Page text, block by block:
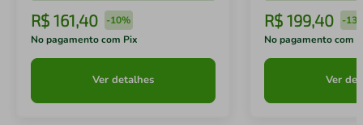
R$ 161,40 -10%
No pagamento com Pix
Ver detalhes
R$ 199,40 -
No pagamento com
Ver